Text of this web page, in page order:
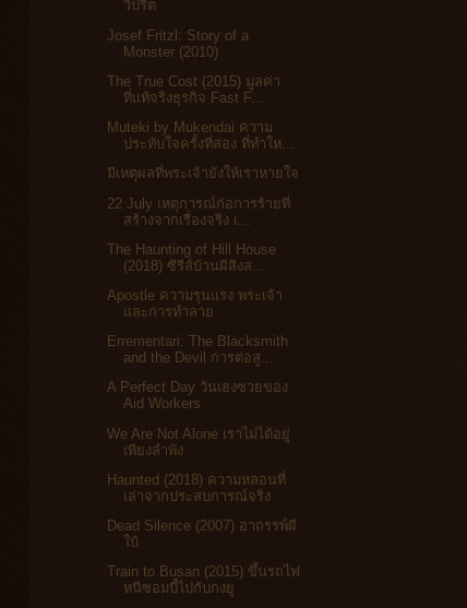
วิปริต
Josef Fritzl: Story of a
Monster (2010)
The True Cost (2015) มูลค่า
ที่แท้จริงธุรกิจ Fast F...
Muteki by Mukendai ความ
ประทับใจครั้งที่สอง ที่ทำให...
มีเหตุผลที่พระเจ้ายังให้เราหายใจ
22 July เหตุการณ์ก่อการร้ายที่
สร้างจากเรื่องจริง เ...
The Haunting of Hill House
(2018) ซีรีส์บ้านผีสิงส...
Apostle ความรุนแรง พระเจ้า
และการทำลาย
Errementari: The Blacksmith
and the Devil การต่อสู...
A Perfect Day วันเฮงซวยของ
Aid Workers
We Are Not Alone เราไม่ได้อยู่
เพียงลำพัง
Haunted (2018) ความหลอนที่
เล่าจากประสบการณ์จริง
Dead Silence (2007) อาถรรพ์ผี
ใบ้
Train to Busan (2015) ขึ้นรถไฟ
หนีซอมบี้ไปกับกงยู